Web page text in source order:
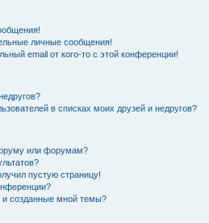
личные сообщения!
email от кого-то с этой конференции!
в списках моих друзей и недругов?
или форумам?
пустую страницу!
и созданные мной темы?